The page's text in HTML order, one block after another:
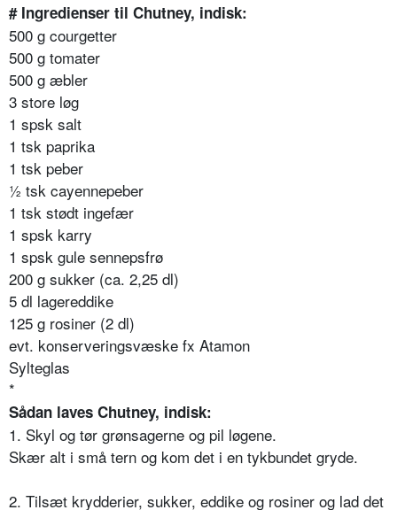
# Ingredienser til Chutney, indisk:
500 g courgetter
500 g tomater
500 g æbler
3 store løg
1 spsk salt
1 tsk paprika
1 tsk peber
½ tsk cayennepeber
1 tsk stødt ingefær
1 spsk karry
1 spsk gule sennepsfrø
200 g sukker (ca. 2,25 dl)
5 dl lagereddike
125 g rosiner (2 dl)
evt. konserveringsvæske fx Atamon
Sylteglas
*
Sådan laves Chutney, indisk:
1. Skyl og tør grønsagerne og pil løgene.
Skær alt i små tern og kom det i en tykbundet gryde.
2. Tilsæt krydderier, sukker, eddike og rosiner og lad det